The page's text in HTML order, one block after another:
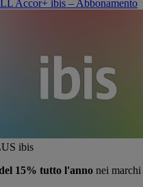
Accor+ ibis – Abbonamento
ibis
15% tutto l'anno nei